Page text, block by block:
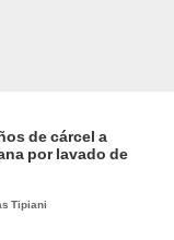
de cárcel a
por lavado de
Tipiani